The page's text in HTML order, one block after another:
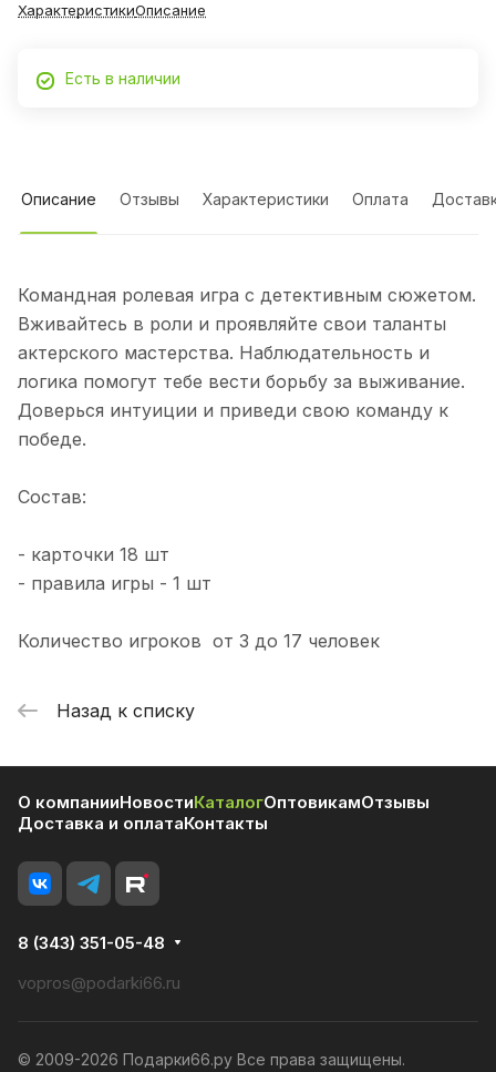
ХарактеристикиОписание
Есть в наличии
Описание Отзывы Характеристики Оплата
Командная ролевая игра с детективным сюжетом.
Вживайтесь в роли и проявляйте свои таланты
актерского мастерства. Наблюдательность и
логика помогут тебе вести борьбу за выживание.
Доверься интуиции и приведи свою команду к
победе.
Состав:
- карточки 18 шт
- правила игры - 1 шт
Количество игроков от 3 до 17 человек
Назад к списку
О компанииНовостиКаталогОптовикамОтзывы
Доставка и оплатаКонтакты
8 (343) 351-05-48
vopros@podarki66.ru
© 2009-2026 Подарки66.ру Все права защищены.